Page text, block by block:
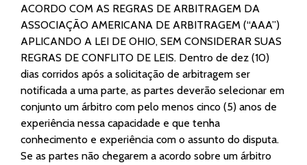
ACORDO COM AS REGRAS DE ARBITRAGEM DA
ASSOCIAÇÃO AMERICANA DE ARBITRAGEM (“AAA”)
APLICANDO A LEI DE OHIO, SEM CONSIDERAR SUAS
REGRAS DE CONFLITO DE LEIS. Dentro de dez (10)
dias corridos após a solicitação de arbitragem ser
notificada a uma parte, as partes deverão selecionar em
conjunto um árbitro com pelo menos cinco (5) anos de
experiência nessa capacidade e que tenha
conhecimento e experiência com o assunto do disputa.
Se as partes não chegarem a acordo sobre um árbitro